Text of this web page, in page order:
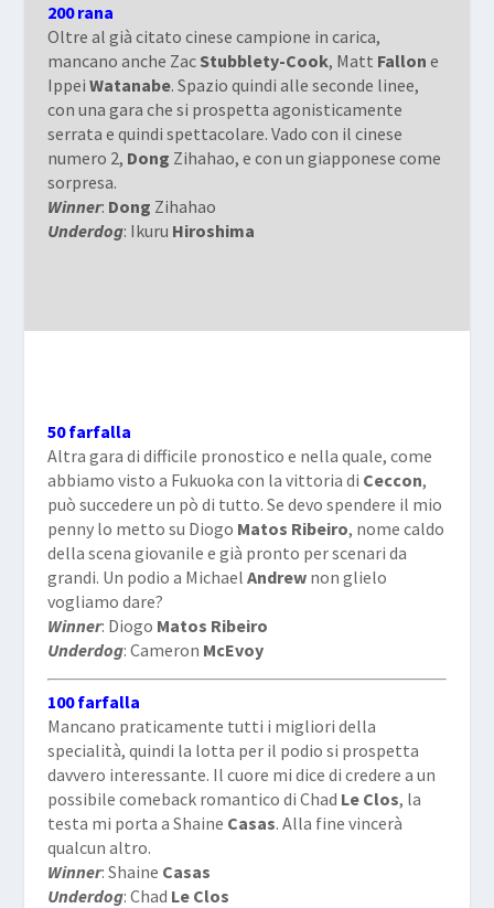
200 rana
Oltre al già citato cinese campione in carica,
mancano anche Zac Stubblety-Cook, Matt Fallon e
Ippei Watanabe. Spazio quindi alle seconde linee,
con una gara che si prospetta agonisticamente
serrata e quindi spettacolare. Vado con il cinese
numero 2, Dong Zihahao, e con un giapponese come
sorpresa.
Winner: Dong Zihahao
Underdog: Ikuru Hiroshima
50 farfalla
Altra gara di difficile pronostico e nella quale, come
abbiamo visto a Fukuoka con la vittoria di Ceccon,
può succedere un pò di tutto. Se devo spendere il mio
penny lo metto su Diogo Matos Ribeiro, nome caldo
della scena giovanile e già pronto per scenari da
grandi. Un podio a Michael Andrewnon glielo
vogliamo dare?
Winner: Diogo Matos Ribeiro
Underdog: Cameron McEvoy
100 farfalla
Mancano praticamente tutti i migliori della
specialità, quindi la lotta per il podio si prospetta
davvero interessante. Il cuore mi dice di credere a un
possibile comeback romantico di Chad Le Clos, la
testa mi porta a Shaine Casas. Alla fine vincerà
qualcun altro.
Winner: Shaine Casas
Underdog: Chad Le Clos